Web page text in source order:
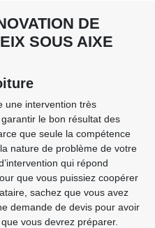
DE
SOUS AIXE
une intervention très
le bon résultat des
que seule la compétence
nature de problème de votre
qui répond
que vous puissiez coopérer
sachez que vous avez
demande de devis pour avoir
vous devrez préparer.